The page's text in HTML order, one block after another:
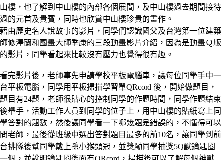
山樓，也了解到中山樓的內部各個展間，及中山樓過去期間接待
過的元首及貴賓，同時也欣賞中山樓珍貴的畫作。
藉由歷史名人說故事的影片，同學們認識國父及台灣第一位建築
師修澤蘭和國畫大師季康的三段動畫影片介紹，因為是動畫Ｑ版
的影片，同學看起來比較沒有壓力也覺得很有趣。
看完影片後，老師事先申請學校平板電腦車，讓每位同學手中一
台平板電腦，同學用平板掃描學習單QRcord 後，開始做題目，
題目有24題，老師很貼心的控制同學的作題時間，同學作題結束
後舉手，活動工作人員到同學的位子上，用中山樓的貼紙寫上同
學答對的題數，然後讓同學看一下哪幾題是錯誤的，不懂得可以
問老師，最後從班級中選出答對題目最多的前10名，讓同學到前
台排隊後幫同學戴上孫小猴頭冠，並獎勵同學抽獎5Q獸鑰匙圈
一個，並說明鑰匙圈後面有QRcord，掃描後可以了解每個神獸